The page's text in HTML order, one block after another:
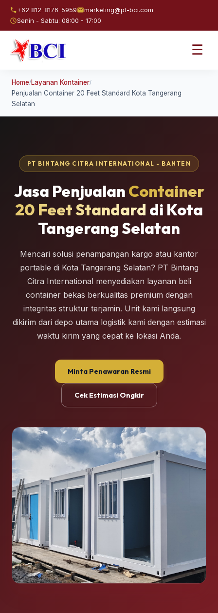
+62 812-8176-5959
marketing@pt-bci.com
Senin - Sabtu: 08:00 - 17:00
☰
Home/Layanan Kontainer/
Penjualan Container 20 Feet Standard Kota Tangerang
Selatan
PT BINTANG CITRA INTERNATIONAL - BANTEN
Jasa Penjualan Container
20 Feet Standard di Kota
Tangerang Selatan
Mencari solusi penampangan kargo atau kantor
portable di Kota Tangerang Selatan? PT Bintang
Citra International menyediakan layanan beli
container bekas berkualitas premium dengan
integritas struktur terjamin. Unit kami langsung
dikirim dari depo utama logistik kami dengan estimasi
waktu kirim yang cepat ke lokasi Anda.
Minta Penawaran Resmi
Cek Estimasi Ongkir